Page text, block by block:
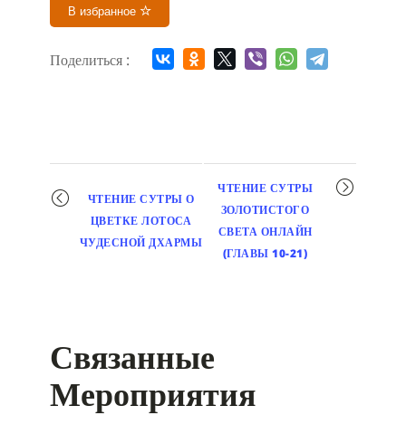
В избранное
Поделиться :
Мероприятие
навигация
ЧТЕНИЕ СУТРЫ О
ЦВЕТКЕ ЛОТОСА
ЧУДЕСНОЙ ДХАРМЫ
ЧТЕНИЕ СУТРЫ
ЗОЛОТИСТОГО
СВЕТА ОНЛАЙН
(ГЛАВЫ 10-21)
Связанные
Мероприятия